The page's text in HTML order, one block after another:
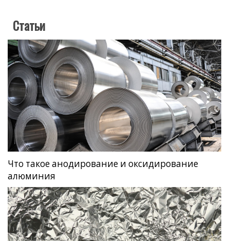
Статьи
Что такое анодирование и оксидирование
алюминия